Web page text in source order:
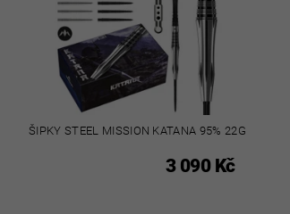
ŠIPKY STEEL MISSION KATANA 95% 22G
3 090 Kč